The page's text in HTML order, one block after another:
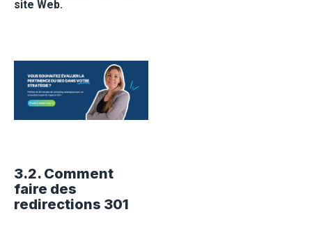
site Web.
3.2. Comment
faire des
redirections 301